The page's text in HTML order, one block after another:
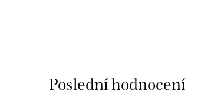
Poslední hodnocení